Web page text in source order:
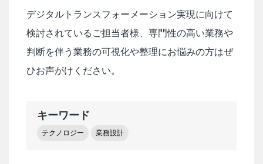
デジタルトランスフォーメーション実現に向けて
検討されているご担当者様、専門性の高い業務や
判断を伴う業務の可視化や整理にお悩みの方はぜ
ひお声がけください。
キーワード
テクノロジー 業務設計